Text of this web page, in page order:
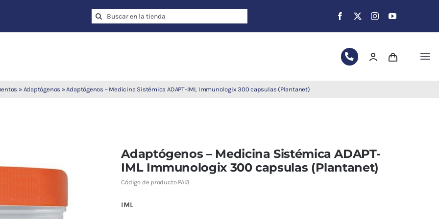
Search
» Adaptógenos »Adaptógenos – Medicina Sistémica ADAPT-IML Immunologix 300 capsulas (Plantanet)
Adaptógenos – Medicina Sistémica ADAPT-
IML Immunologix 300 capsulas (Plantanet)
Código de producto:PAI3
IML